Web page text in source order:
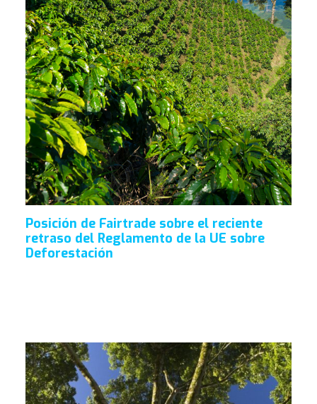
Posición de Fairtrade sobre el reciente
retraso del Reglamento de la UE sobre
Deforestación